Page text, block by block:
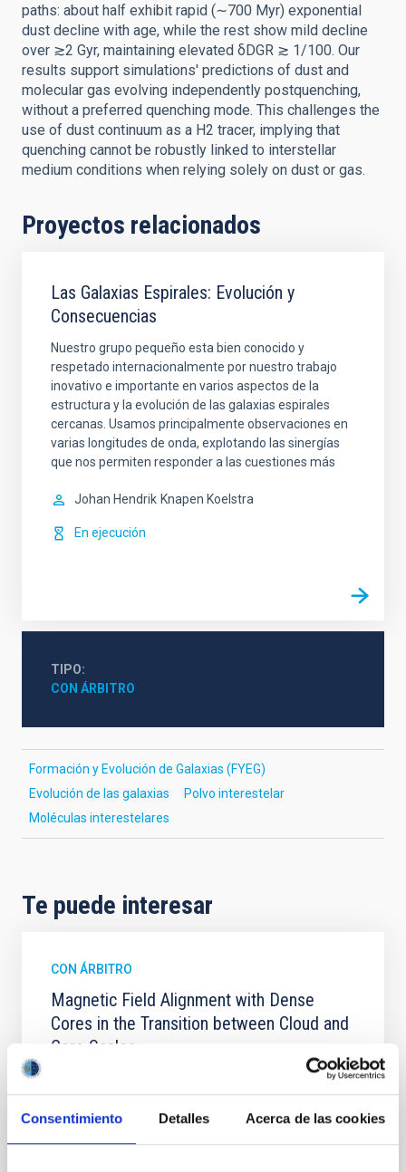
Consentimiento Detalles Acerca de las cookies
paths: about half exhibit rapid (∼700 Myr) exponential
dust decline with age, while the rest show mild decline
over ≳2 Gyr, maintaining elevated δDGR ≳ 1/100. Our
results support simulations' predictions of dust and
molecular gas evolving independently postquenching,
without a preferred quenching mode. This challenges the
use of dust continuum as a H2 tracer, implying that
quenching cannot be robustly linked to interstellar
medium conditions when relying solely on dust or gas.
Proyectos relacionados
Las Galaxias Espirales: Evolución y
Consecuencias
Nuestro grupo pequeño esta bien conocido y
respetado internacionalmente por nuestro trabajo
inovativo e importante en varios aspectos de la
estructura y la evolución de las galaxias espirales
cercanas. Usamos principalmente observaciones en
varias longitudes de onda, explotando las sinergías
que nos permiten responder a las cuestiones más
Johan Hendrik Knapen Koelstra
En ejecución
TIPO
CON ÁRBITRO
Formación y Evolución de Galaxias (FYEG)
Evolución de las galaxias
Polvo interestelar
Moléculas interestelares
Te puede interesar
CON ÁRBITRO
Magnetic Field Alignment with Dense
Cores in the Transition between Cloud and
Core Scales
In a magnetically dominated model of star formation,
we expect to see alignments between the magnetic
field orientation of star-forming dense cores and the